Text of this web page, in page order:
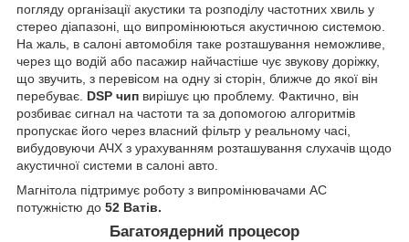
погляду організації акустики та розподілу частотних хвиль у
стерео діапазоні, що випромінюються акустичною системою.
На жаль, в салоні автомобіля таке розташування неможливе,
через що водій або пасажир найчастіше чує звукову доріжку,
що звучить, з перевісом на одну зі сторін, ближче до якої він
перебуває. DSP чип вирішує цю проблему. Фактично, він
розбиває сигнал на частоти та за допомогою алгоритмів
пропускає його через власний фільтр у реальному часі,
вибудовуючи АЧХ з урахуванням розташування слухачів щодо
акустичної системи в салоні авто.
Магнітола підтримує роботу з випромінювачами АС
потужністю до 52 Ватів.
Багатоядерний процесор